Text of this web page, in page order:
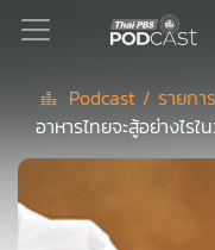
Podcast
เพล
Podcast / รายกา
อาหารไทยจะสู้อย่างไร